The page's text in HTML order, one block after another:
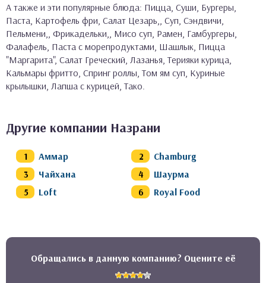
А также и эти популярные блюда: Пицца, Суши, Бургеры,
Паста, Картофель фри, Салат Цезарь,, Суп, Сэндвичи,
Пельмени,, Фрикадельки,, Мисо суп, Рамен, Гамбургеры,
Фалафель, Паста с морепродуктами, Шашлык, Пицца
"Маргарита", Салат Греческий, Лазанья, Терияки курица,
Кальмары фритто, Спринг роллы, Том ям суп, Куриные
крылышки, Лапша с курицей, Тако.
Другие компании Назрани
Аммар
Chamburg
Чайхана
Шаурма
Loft
Royal Food
Обращались в данную компанию? Оцените её